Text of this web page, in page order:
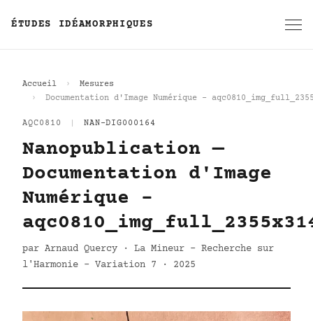
ÉTUDES IDÉAMORPHIQUES
Accueil
Mesures
Documentation d'Image Numérique -
AQC0810 NAN-DIG000164
Nanopublication —
Documentation d'Image
Numérique -
par Arnaud Quercy · La Mineur - Recherche sur
l'Harmonie - Variation 7 · 2025